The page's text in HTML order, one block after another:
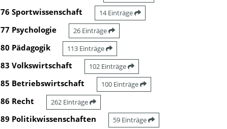
76 Sportwissenschaft 14 Einträge
77 Psychologie 26 Einträge
80 Pädagogik 113 Einträge
83 Volkswirtschaft 102 Einträge
85 Betriebswirtschaft 100 Einträge
86 Recht 262 Einträge
89 Politikwissenschaften 59 Einträge